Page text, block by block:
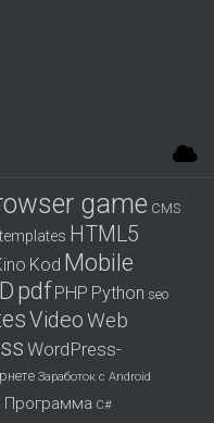
game CMS
HTML5
Kod Mobile
pdf PHP Python seo
VideoWeb
WordPress-
Заработок с Android
Программа С#